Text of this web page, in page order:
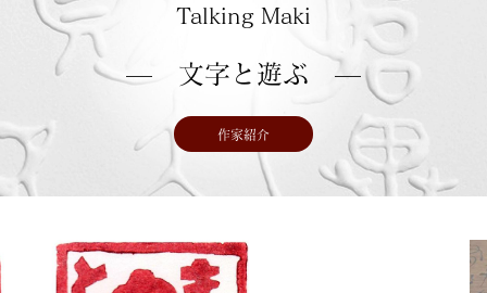
Talking Maki
— 文字と遊ぶ —
作家紹介